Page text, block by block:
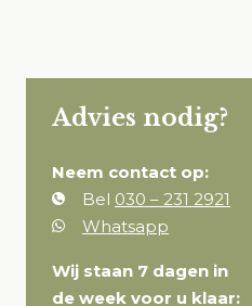
Advies nodig?
Neem contact op:
Bel 030 – 231 2921
Whatsapp
Wij staan 7 dagen in
de week voor u klaar: